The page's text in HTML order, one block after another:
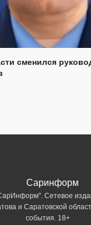
сменился
Сетевое
и Саратовской
события. 18+